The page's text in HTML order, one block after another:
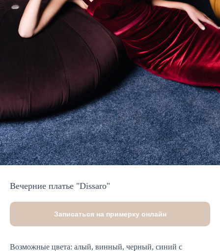
Вечерние платье "Dissaro"
Записаться на примерку онлайн
Возможные цвета: алый, винный, черный, синий c